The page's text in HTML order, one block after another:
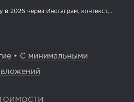
в 2026 через Инстаграм, контекст,...
• С минимальными
вложений